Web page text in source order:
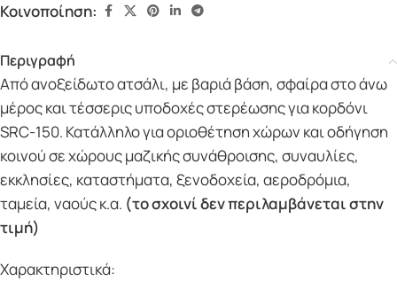
Κοινοποίηση:
Περιγραφή
Από ανοξείδωτο ατσάλι, με βαριά βάση, σφαίρα στο άνω
μέρος και τέσσερις υποδοχές στερέωσης για κορδόνι
SRC-150. Κατάλληλο για οριοθέτηση χώρων και οδήγηση
κοινού σε χώρους μαζικής συνάθροισης, συναυλίες,
εκκλησίες, καταστήματα, ξενοδοχεία, αεροδρόμια,
ταμεία, ναούς κ.α. (το σχοινί δεν περιλαμβάνεται στην
τιμή)
Χαρακτηριστικά: